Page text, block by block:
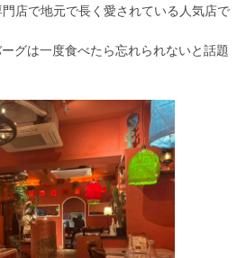
店で地元で長く愛されている人気店で
グは一度食べたら忘れられないと話題